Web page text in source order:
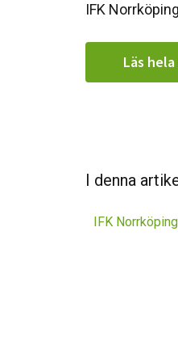
IFK
Läs
I denna
IFK